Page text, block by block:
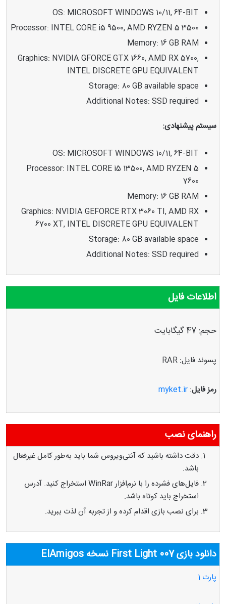
OS: MICROSOFT WINDOWS 10/11, 64-BIT
Processor: INTEL CORE i5 9500, AMD RYZEN 5 3500
Memory: 16 GB RAM
Graphics: NVIDIA GFORCE GTX 1660, AMD RX 5700,
INTEL DISCRETE GPU EQUIVALENT
Storage: 80 GB available space
Additional Notes: SSD required
سیستم پیشنهادی:
OS: MICROSOFT WINDOWS 10/11, 64-BIT
Processor: INTEL CORE i5 13500, AMD RYZEN 5
7600
Memory: 16 GB RAM
Graphics: NVIDIA GEFORCE RTX 3060 TI, AMD RX
6700 XT, INTEL DISCRETE GPU EQUIVALENT
Storage: 80 GB available space
Additional Notes: SSD required
اطلاعات فایل
حجم: 47 گیگابایت
پسوند فایل: RAR
رمز فایل:
myket.ir
راهنمای نصب
دقت داشته باشید که آنتی‌ویروس شما باید به‌طور کامل غیرفعال
باشد.
فایل‌های فشرده را با نرم‌افزار WinRar استخراج کنید. آدرس
استخراج باید کوتاه باشد.
برای نصب بازی اقدام کرده و از تجربه آن لذت ببرید.
دانلود بازی 007 First Light نسخه ElAmigos
پارت 1